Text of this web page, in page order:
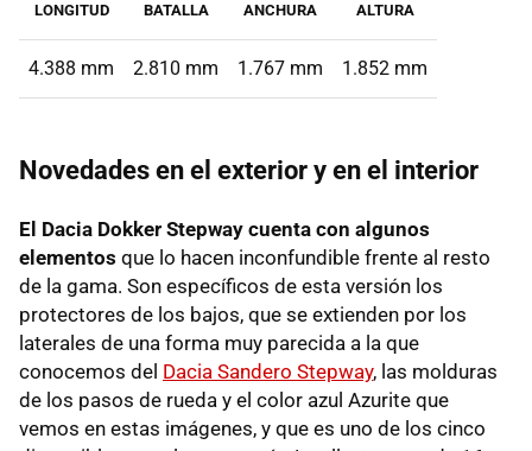
LONGITUD BATALLA ANCHURA ALTURA
4.388 mm 2.810 mm 1.767 mm 1.852 mm
Novedades en el exterior y en el interior
El Dacia Dokker Stepway cuenta con algunos
elementos que lo hacen inconfundible frente al resto
de la gama. Son específicos de esta versión los
protectores de los bajos, que se extienden por los
laterales de una forma muy parecida a la que
conocemos del Dacia Sandero Stepway, las molduras
de los pasos de rueda y el color azul Azurite que
vemos en estas imágenes, y que es uno de los cinco